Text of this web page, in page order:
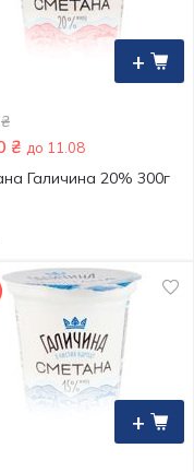
+
₴
₴ до 11.08
Галичина 20% 300г
+